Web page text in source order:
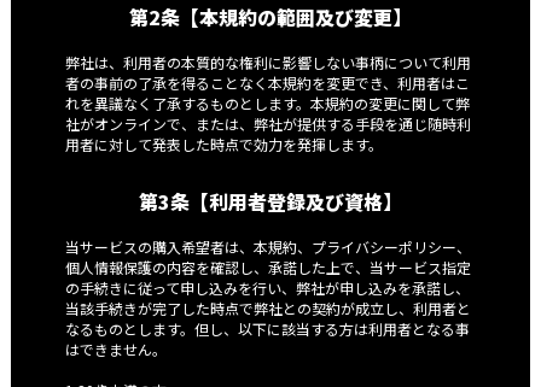
第2条【本規約の範囲及び変更】
弊社は、利用者の本質的な権利に影響しない事柄について利用
者の事前の了承を得ることなく本規約を変更でき、利用者はこ
れを異議なく了承するものとします。本規約の変更に関して弊
社がオンラインで、または、弊社が提供する手段を通じ随時利
用者に対して発表した時点で効力を発揮します。
第3条【利用者登録及び資格】
当サービスの購入希望者は、本規約、プライバシーポリシー、
個人情報保護の内容を確認し、承諾した上で、当サービス指定
の手続きに従って申し込みを行い、弊社が申し込みを承諾し、
当該手続きが完了した時点で弊社との契約が成立し、利用者と
なるものとします。但し、以下に該当する方は利用者となる事
はできません。